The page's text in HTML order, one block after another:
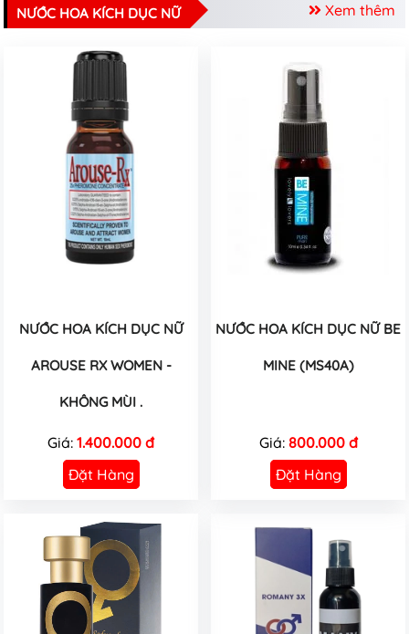
Xem thêm
NƯỚC HOA KÍCH DỤC NỮ
NƯỚC HOA KÍCH DỤC NỮ
AROUSE RX WOMEN -
KHÔNG MÙI .
Giá: 1.400.000 đ
Đặt Hàng
NƯỚC HOA KÍCH DỤC NỮ BE
MINE (MS40A)
Giá: 800.000 đ
Đặt Hàng